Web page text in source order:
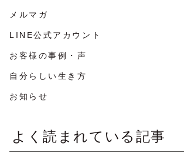
メルマガ
LINE公式アカウント
お客様の事例・声
自分らしい生き方
お知らせ
よく読まれている記事